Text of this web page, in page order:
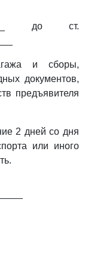
до ст.
и сборы,
документов,
предъявителя
2 дней со дня
или иного